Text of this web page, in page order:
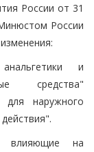
России от 31
России
и
средства"
для наружного
влияющие на